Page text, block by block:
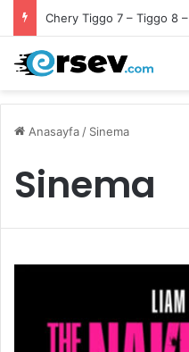
Chery Tiggo 7 – Tiggo 8 –
Anasayfa / Sinema
Sinema